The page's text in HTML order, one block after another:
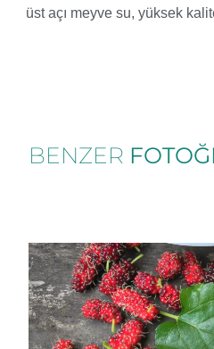
üst açı meyve su, yüksek
BENZER